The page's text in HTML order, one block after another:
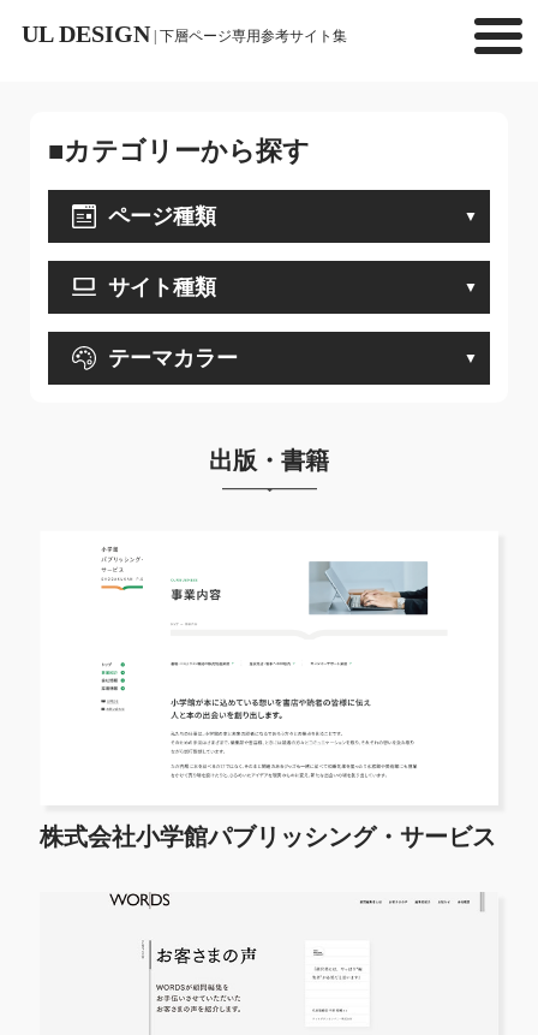
UL DESIGN | 下層ページ専用参考サイト集
■カテゴリーから探す
ページ種類
サイト種類
テーマカラー
出版・書籍
株式会社小学館パブリッシング・サービス